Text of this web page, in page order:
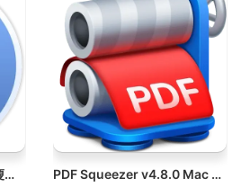
PhoneClean v5.6.3 iOS瘦身优化垃圾隐私清理提速破解版
PDF Squeezer v4.8.0 Mac PDF文件压缩工具破解版